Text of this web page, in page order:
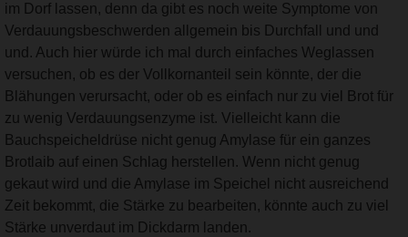
im Dorf lassen, denn da gibt es noch weite Symptome von
Verdauungsbeschwerden allgemein bis Durchfall und und
und. Auch hier würde ich mal durch einfaches Weglassen
versuchen, ob es der Vollkornanteil sein könnte, der die
Blähungen verursacht, oder ob es einfach nur zu viel Brot für
zu wenig Verdauungsenzyme ist. Vielleicht kann die
Bauchspeicheldrüse nicht genug Amylase für ein ganzes
Brotlaib auf einen Schlag herstellen. Wenn nicht genug
gekaut wird und die Amylase im Speichel nicht ausreichend
Zeit bekommt, die Stärke zu bearbeiten, könnte auch zu viel
Stärke unverdaut im Dickdarm landen.